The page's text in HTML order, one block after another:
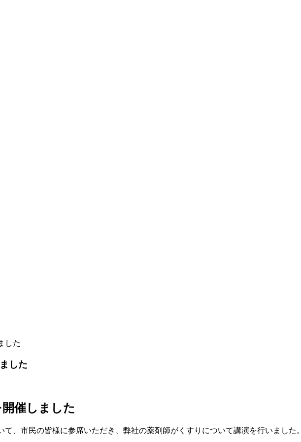
した
した
催しました
て、市民の皆様に参席いただき、弊社の薬剤師がくすりについて講演を行いました。